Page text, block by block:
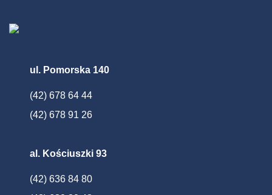
ul. Pomorska 140
(42) 678 64 44
(42) 678 91 26
al. Kościuszki 93
(42) 636 84 80